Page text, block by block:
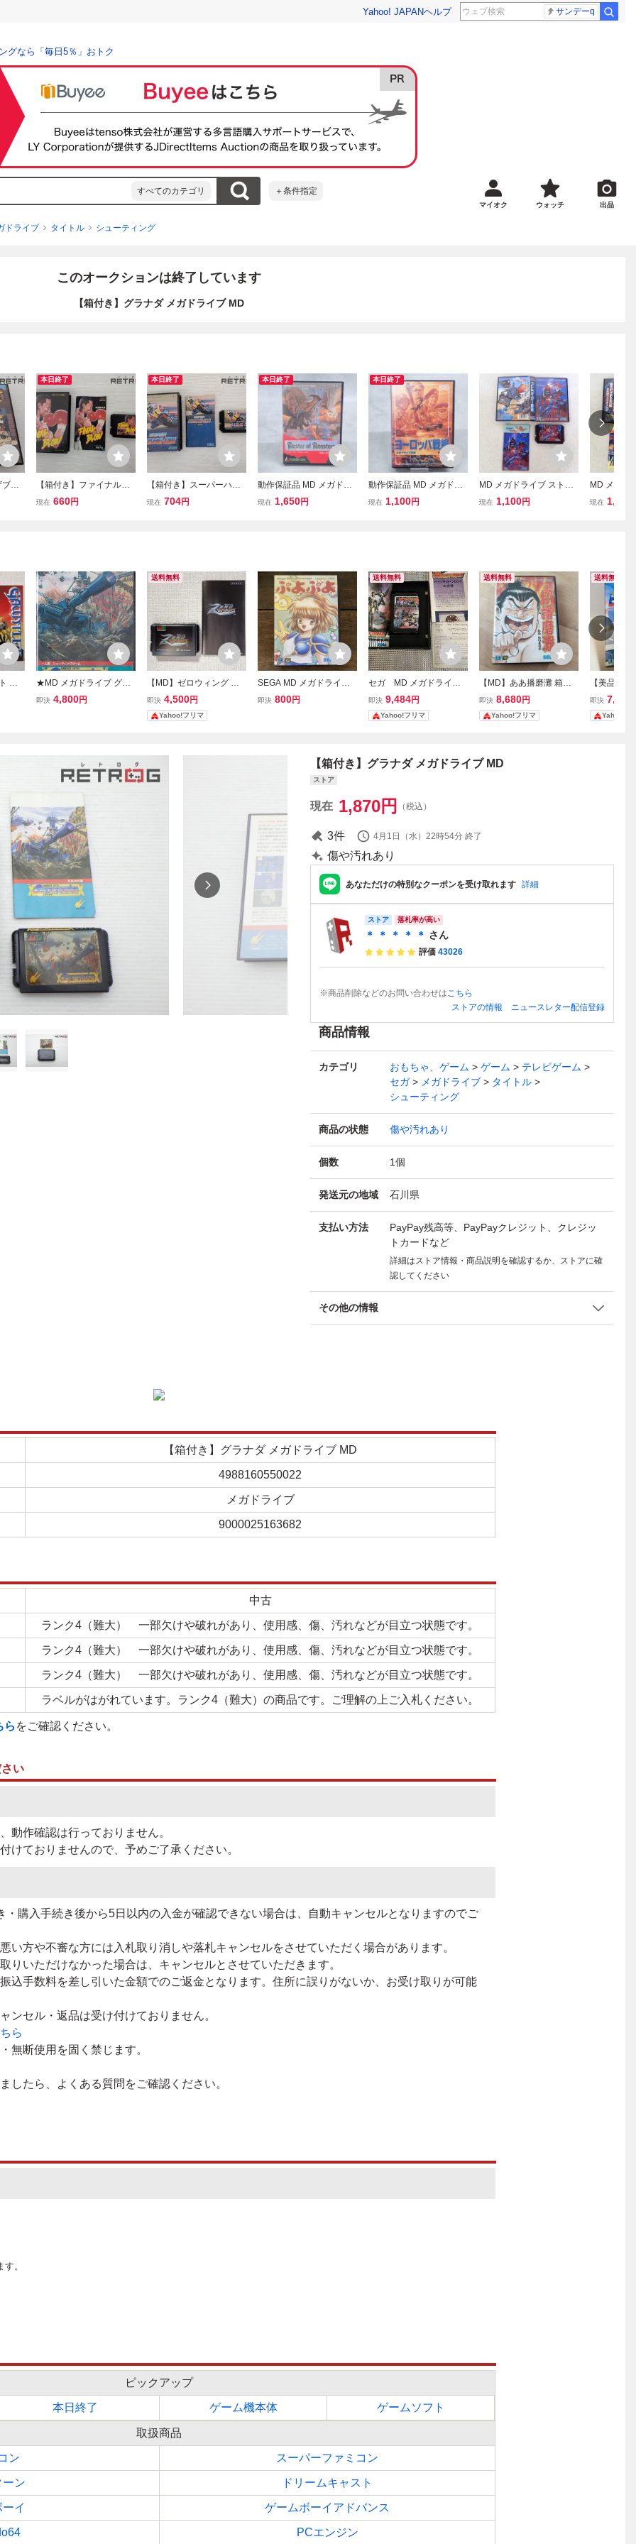
Yahoo! JAPANヘルプ サンデーq
グなら「毎日5％」おトク
すべてのカテゴリ ＋条件指定
マイオク ウォッチ 出品
ドライブ タイトル シューティング
このオークションは終了しています
【箱付き】グラナダ メガドライブ MD
ラ
本日終了
【箱付き】ファイナルブ
ロー メガドライブ MD
現在 660円
本日終了
【箱付き】スーパーハン
グオン メガドライブ MD
現在 704円
本日終了
動作保証品 MD メガドラ
イブ マスター・オブ・モ
現在 1,650円
本日終了
動作保証品 MD メガドラ
イブ ヨーロッパ戦線 箱説
現在 1,100円
MD メガドライブ ストラ
イダー飛竜 SEGA セガ 箱
現在 1,100円
MD メガド
OS フェリ
現在 1,210
メ
★MD メガドライブ グラ
ナダ GRANADA (箱・説
即決 4,800円
送料無料
【MD】ゼロウィング メ
ガドライブ 箱無し
即決 4,500円
Yahoo!フリマ
SEGA MD メガドライブ
ぷよぷよ 箱 説明書付
即決 800円
送料無料
セガ MD メガドライ
ブ 専用ソフト ハイブリ
ッド・フロント SEGA 箱
説ハガキ付き
即決 9,484円
Yahoo!フリマ
送料無料
【MD】ああ播磨灘 箱説
付き メガドライブ
即決 8,680円
Yahoo!フリマ
送料無料
【美品・
ガドライブ
ラン 箱説
EGA
即決 7,600
Yahoo!フ
【箱付き】グラナダ メガドライブ MD
ストア
現在 1,870円 （税込）
3件 4月1日（水）22時54分 終了
傷や汚れあり
あなただけの特別なクーポンを受け取れます 詳細
ストア 落札率が高い
＊ ＊ ＊ ＊ ＊ さん
評価 43026
※商品削除などのお問い合わせはこちら
ストアの情報
ニュースレター配信登録
商品情報
カテゴリ おもちゃ、ゲーム ゲーム
テレビゲーム
セガ
メガドライブ
タイトル
シューティング
商品の状態 傷や汚れあり
個数 1個
発送元の地域 石川県
支払い方法
PayPay残高等、PayPayクレジット、クレジッ
トカードなど
詳細はストア情報・商品説明を確認するか、ストアに確
認してください
その他の情報